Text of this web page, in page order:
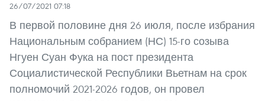
26/07/2021 07:18
В первой половине дня 26 июля, после избрания
Национальным собранием (НС) 15-го созыва
Нгуен Суан Фука на пост президента
Социалистической Республики Вьетнам на срок
полномочий 2021-2026 годов, он провел